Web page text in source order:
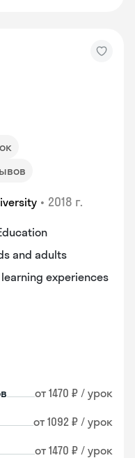
• 2018 г.
and adults
experiences
от 1470 ₽ / урок
от 1092 ₽ / урок
от 1470 ₽ / урок